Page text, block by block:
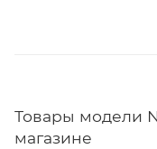
Товары модели
магазине